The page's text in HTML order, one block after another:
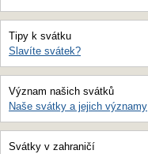
Tipy k svátku
Slavíte svátek?
Význam našich svátků
Naše svátky a jejich významy
Svátky v zahraničí